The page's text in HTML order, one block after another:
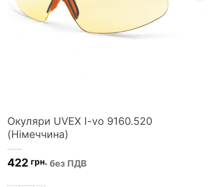
Окуляри UVEX I-vo 9160.520
(Німеччина)
422 грн. без ПДВ